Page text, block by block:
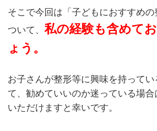
そこで今回は「子どもにおすすめ
ついて、 私の経験も含めて
ょう。
お子さんが整形等に興味を持ってい
て、勧めていいのか迷っている場
いただけますと幸いです。